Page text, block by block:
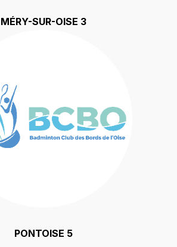
MÉRY-SUR-OISE 3
PONTOISE 5